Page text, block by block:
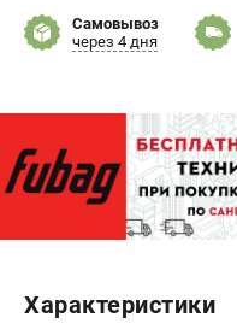
ЭЛЕКТРОСТАНЦИИ
Генераторы инверторные
Генераторы сварочные
ПОЛЕЗНЫЕ СТАТЬИ
Как выбрать мотопомпу?
Самовывоз
через 4 дня
Характеристики